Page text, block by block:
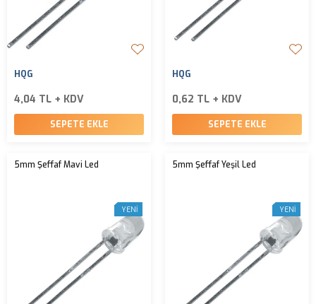
HQG
4,04 TL + KDV
SEPETE EKLE
HQG
0,62 TL + KDV
SEPETE EKLE
5mm Şeffaf Mavi Led
YENI
5mm Şeffaf Yeşil Led
YENI